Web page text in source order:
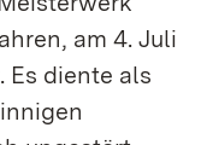
am 4. Juli
Es diente als